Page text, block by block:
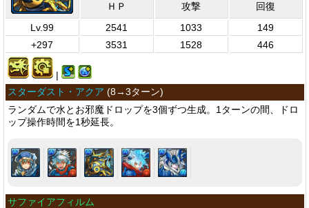
ＨＰ 攻撃
回復
Lv.99
2541 1033
149
+297
3531 1528 446
|
スターダスト・アクア (8→3ターン)
ランダムで水とお邪魔ドロップを3個ずつ生成。1ターンの間、ドロ
ップ操作時間を1秒延長。
サファイアフィルム